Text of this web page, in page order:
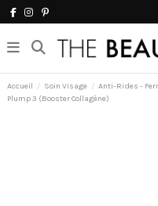
Accueil Soin Visage Anti-Rides -
Plump 3 (Booster Collagène)